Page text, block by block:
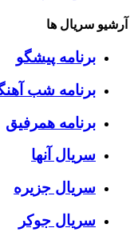
آرشیو سریال ها
برنامه پیشگو
برنامه شب
برنامه همرفیق
سریال آنها
سریال جزیره
سریال جوکر